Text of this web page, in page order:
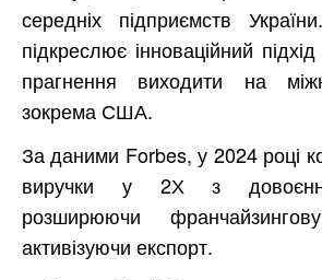
середніх підприємств
підкреслює інноваційний
прагнення виходити на
зокрема США.
За даними Forbes, у 2024 році
виручки у 2Х з
розширюючи
активізуючи експорт.